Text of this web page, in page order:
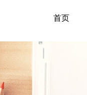
首页